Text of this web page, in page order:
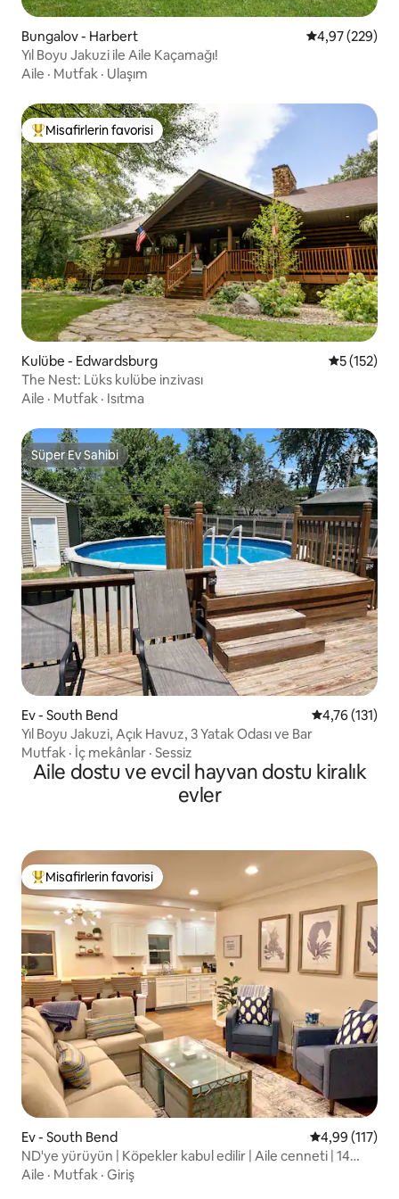
Bungalov - Harbert 5 üzerinden
4,97 (229)
Yıl Boyu Jakuzi ile Aile Kaçamağı!
Aile · Mutfak · Ulaşım
Misafirlerin favorilerinden en beğenilenler arasında
Misafirlerin favorisi
Kulübe - Edwardsburg 55 (152)
The Nest: Lüks kulübe inzivası
Aile · Mutfak · Isıtma
Süper Ev Sahibi
Süper Ev Sahibi
Ev - South Bend 5 üzerinden
4,76 (131)
Yıl Boyu Jakuzi, Açık Havuz, 3 Yatak Odası ve Bar
Mutfak · İç mekânlar · Sessiz
Aile dostu ve evcil hayvan dostu kiralık
evler
Misafirlerin favorilerinden en beğenilenler arasında
Misafirlerin favorisi
Ev - South Bend 5 üzerinden
4,99 (117)
ND'ye yürüyün | Köpekler kabul edilir | Aile cenneti | 14
kişilik
Aile · Mutfak · Giriş